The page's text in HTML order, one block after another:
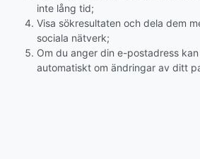
inte lång tid;
Visa sökresultaten och dela dem
sociala nätverk;
Om du anger din e-postadress
automatiskt om ändringar av ditt